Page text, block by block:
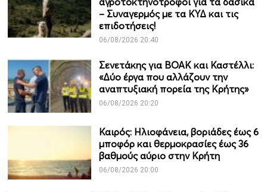
– Συναγερμός με τα ΚΥΔ και τις
επιδοτήσεις!
06/08/2026 20:40
Σενετάκης για ΒΟΑΚ και Καστέλλι:
«Δύο έργα που αλλάζουν την
αναπτυξιακή πορεία της Κρήτης»
06/08/2026 20:20
Καιρός: Ηλιοφάνεια, βοριάδες έως 6
μποφόρ και θερμοκρασίες έως 36
βαθμούς αύριο στην Κρήτη
06/08/2026 20:00